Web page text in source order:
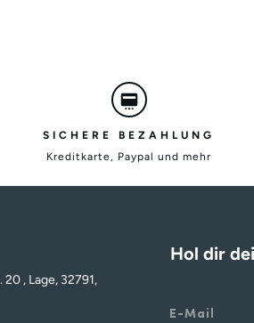
SICHERE BEZAHLUNG
Kreditkarte, Paypal und mehr
, Lage, 32791,
Hol dir